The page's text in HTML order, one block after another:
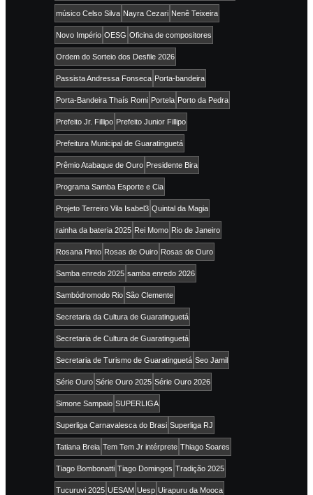
músico Celso Silva Nayra Cezari Nenê Teixeira
Novo Império OESG Oficina de compositores
Ordem do Sorteio dos Desfile 2026
Passista Andressa Fonseca Porta-bandeira
Porta-Bandeira Thaís Romi Portela Porto da Pedra
Prefeito Jr. Fillipo Prefeito Junior Fillipo
Prefeitura Municipal de Guaratinguetá
Prêmio Atabaque de Ouro Presidente Bira
Programa Samba Esporte e Cia
Projeto Terreiro Vila Isabel3 Quintal da Magia
rainha da bateria 2025 Rei Momo Rio de Janeiro
Rosana Pinto Rosas de Ouiro Rosas de Ouro
Samba enredo 2025 samba enredo 2026
Sambódromodo Rio São Clemente
Secretaria da Cultura de Guaratinguetá
Secretaria de Cultura de Guaratinguetá
Secretaria de Turismo de Guaratinguetá Seo Jamil
Série Ouro Série Ouro 2025 Série Ouro 2026
Simone Sampaio SUPERLIGA
Superliga Carnavalesca do Brasi Superliga RJ
Tatiana Breia Tem Tem Jr intérprete Thiago Soares
Tiago Bombonatti Tiago Domingos Tradição 2025
Tucuruvi 2025 UESAM Uesp Uirapuru da Mooca